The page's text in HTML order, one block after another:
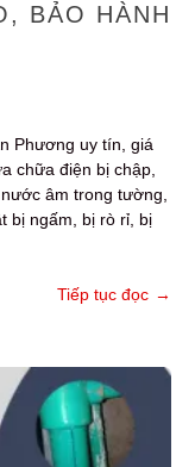
BẢO HÀNH
Phương uy tín, giá
chữa điện bị chập,
âm trong tường,
bị ngấm, bị rò rỉ, bị
Tiếp tục đọc →